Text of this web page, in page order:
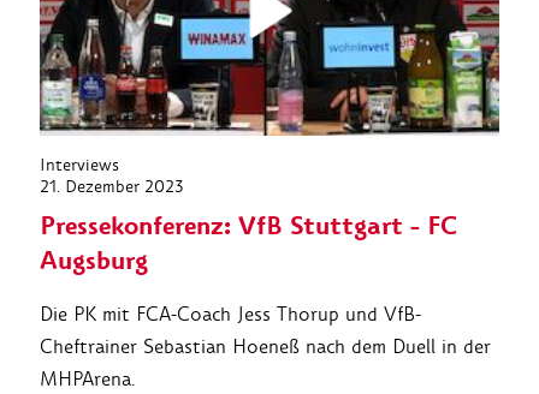
Interviews
21. Dezember 2023
Pressekonferenz: VfB Stuttgart - FC
Augsburg
Die PK mit FCA-Coach Jess Thorup und VfB-
Cheftrainer Sebastian Hoeneß nach dem Duell in der
MHPArena.